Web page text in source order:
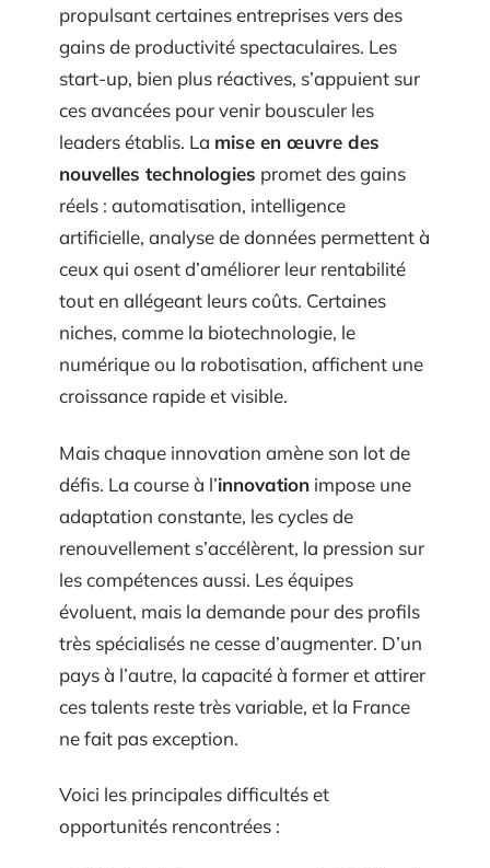
propulsant certaines entreprises vers des
gains de productivité spectaculaires. Les
start-up, bien plus réactives, s’appuient sur
ces avancées pour venir bousculer les
leaders établis. La mise en œuvre des
nouvelles technologies promet des gains
réels : automatisation, intelligence
artificielle, analyse de données permettent à
ceux qui osent d’améliorer leur rentabilité
tout en allégeant leurs coûts. Certaines
niches, comme la biotechnologie, le
numérique ou la robotisation, affichent une
croissance rapide et visible.
Mais chaque innovation amène son lot de
défis. La course à l’innovation impose une
adaptation constante, les cycles de
renouvellement s’accélèrent, la pression sur
les compétences aussi. Les équipes
évoluent, mais la demande pour des profils
très spécialisés ne cesse d’augmenter. D’un
pays à l’autre, la capacité à former et attirer
ces talents reste très variable, et la France
ne fait pas exception.
Voici les principales difficultés et
opportunités rencontrées :